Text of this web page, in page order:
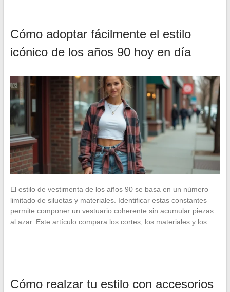
Cómo adoptar fácilmente el estilo
icónico de los años 90 hoy en día
El estilo de vestimenta de los años 90 se basa en un número
limitado de siluetas y materiales. Identificar estas constantes
permite componer un vestuario coherente sin acumular piezas
al azar. Este artículo compara los cortes, los materiales y los…
Cómo realzar tu estilo con accesorios